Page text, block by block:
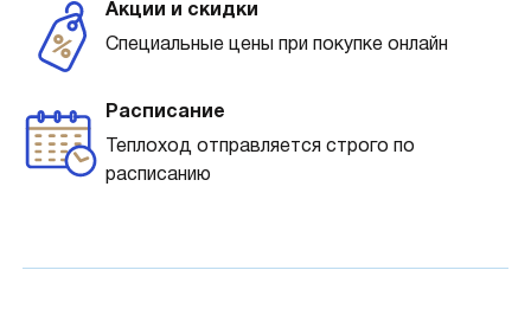
Акции и скидки
Специальные цены при покупке онлайн
Расписание
Теплоход отправляется строго по
расписанию